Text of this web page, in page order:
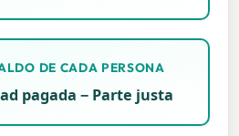
DE CADA PERSONA
pagada − Parte justa